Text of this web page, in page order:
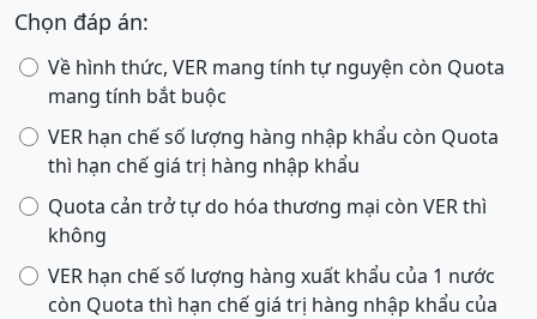
Chọn đáp án:
Về hình thức, VER mang tính tự nguyện còn Quota
mang tính bắt buộc
VER hạn chế số lượng hàng nhập khẩu còn Quota
thì hạn chế giá trị hàng nhập khẩu
Quota cản trở tự do hóa thương mại còn VER thì
không
VER hạn chế số lượng hàng xuất khẩu của 1 nước
còn Quota thì hạn chế giá trị hàng nhập khẩu của